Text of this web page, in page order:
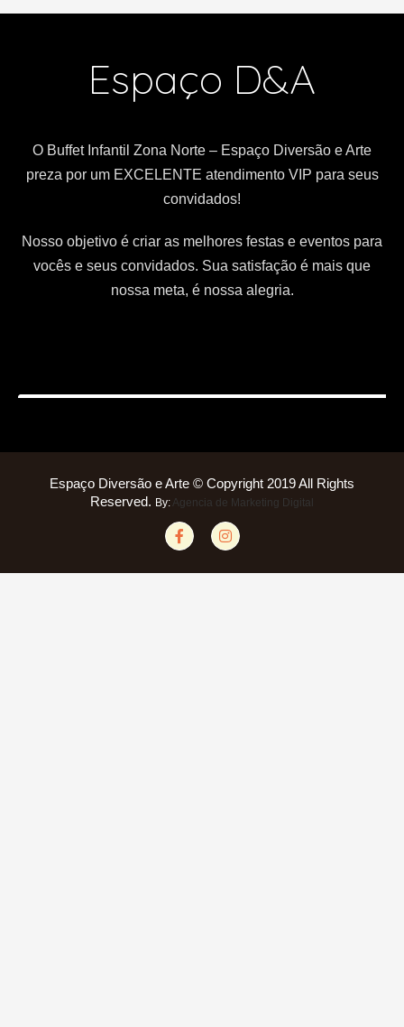
Espaço D&A
O Buffet Infantil Zona Norte – Espaço Diversão e Arte
preza por um EXCELENTE atendimento VIP para seus
convidados!
Nosso objetivo é criar as melhores festas e eventos para
vocês e seus convidados. Sua satisfação é mais que
nossa meta, é nossa alegria.
Espaço Diversão e Arte © Copyright 2019 All Rights
Reserved. By: Agencia de Marketing Digital